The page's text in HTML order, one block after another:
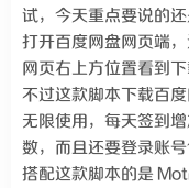
试，今天重点要说的
打开百度网盘网页端
网页右上方位置看到下
不过这款脚本下载百
无限使用，每天签到
数，而且还要登录账号
搭配这款脚本的是